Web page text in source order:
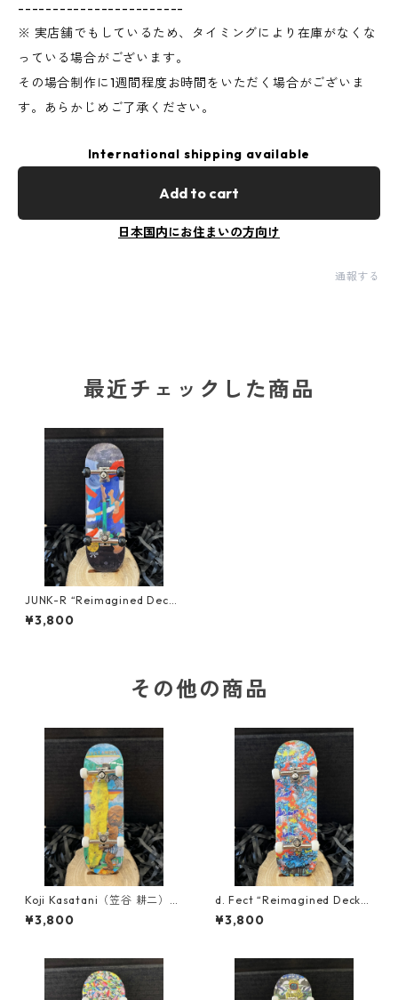
------------------------
※ 実店舗でもしているため、タイミングにより在庫がなくな
っている場合がございます。
その場合制作に1週間程度お時間をいただく場合がございま
す。あらかじめご了承ください。
International shipping available
Add to cart
日本国内にお住まいの方向け
通報する
最近チェックした商品
JUNK-R “Reimagined Deck
s” Finger board REPLICA
¥3,800
その他の商品
Koji Kasatani（笠谷 耕二）“R
eimagined Decks” Finger b
oard REPLICA
¥3,800
d. Fect “Reimagined Decks”
Finger board REPLICA
¥3,800